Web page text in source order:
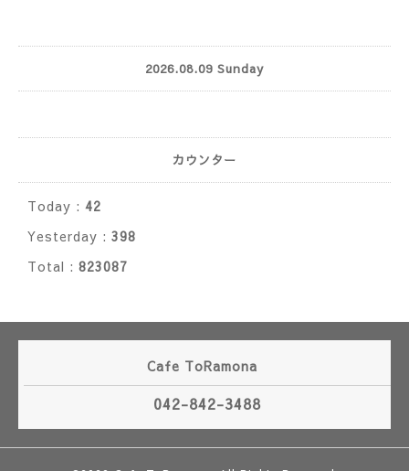
2026.08.09 Sunday
カウンター
Today : 42
Yesterday : 398
Total : 823087
Cafe ToRamona
042-842-3488